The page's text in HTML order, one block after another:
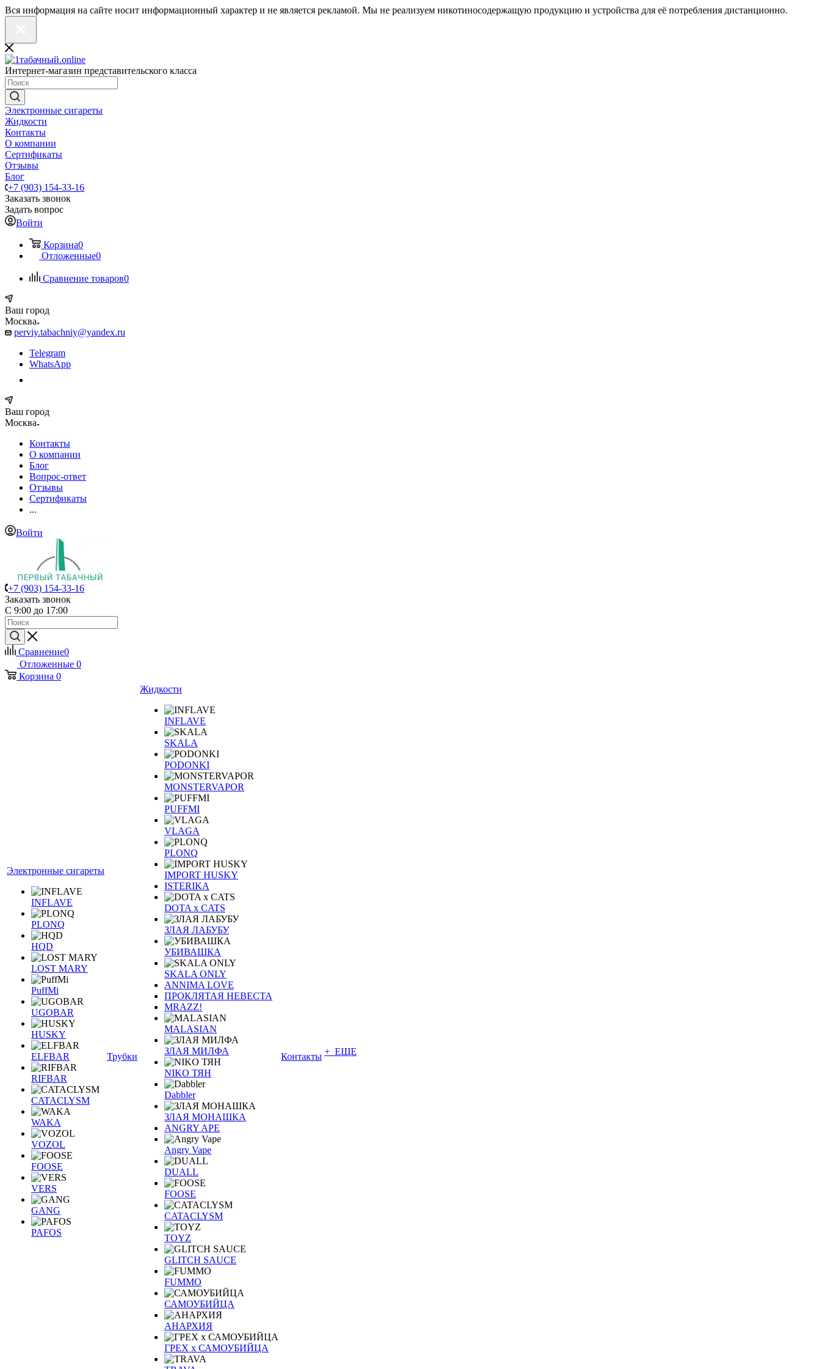
Вся информация на сайте носит информационный характер и не является рекламой. Мы не реализуем никотиносодержащую продукцию и устройства для её потребления дистанционно.
Интернет-магазин представительского класса
Электронные сигареты
Жидкости
Контакты
О компании
Сертификаты
Отзывы
Блог
+7 (903) 154-33-16
Заказать звонок
Задать вопрос
Войти
Корзина0
Отложенные0
Сравнение товаров0
Ваш город
Москва
perviy.tabachniy@yandex.ru
Telegram
WhatsApp
Ваш город
Москва
Контакты
О компании
Блог
Вопрос-ответ
Отзывы
Сертификаты
...
Войти
+7 (903) 154-33-16
Заказать звонок
С 9:00 до 17:00
Сравнение0
Отложенные 0
Корзина 0
Электронные сигареты
INFLAVE
PLONQ
HQD
LOST MARY
PuffMi
UGOBAR
HUSKY
ELFBAR
RIFBAR
CATACLYSM
WAKA
VOZOL
FOOSE
VERS
GANG
PAFOS
Трубки
Жидкости
INFLAVE
SKALA
PODONKI
MONSTERVAPOR
PUFFMI
VLAGA
PLONQ
IMPORT HUSKY
ISTERIKA
DOTA x CATS
ЗЛАЯ ЛАБУБУ
УБИВАШКА
SKALA ONLY
ANNIMA LOVE
ПРОКЛЯТАЯ НЕВЕСТА
MRAZZ!
MALASIAN
ЗЛАЯ МИЛФА
NIKO ТЯН
Dabbler
ЗЛАЯ МОНАШКА
ANGRY APE
Angry Vape
DUALL
FOOSE
CATACLYSM
TOYZ
GLITCH SAUCE
FUMMO
САМОУБИЙЦА
АНАРХИЯ
ГРЕХ х САМОУБИЙЦА
Контакты + ЕЩЕ